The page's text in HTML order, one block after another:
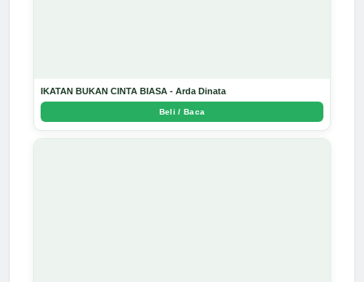
IKATAN BUKAN CINTA BIASA - Arda Dinata
Beli / Baca